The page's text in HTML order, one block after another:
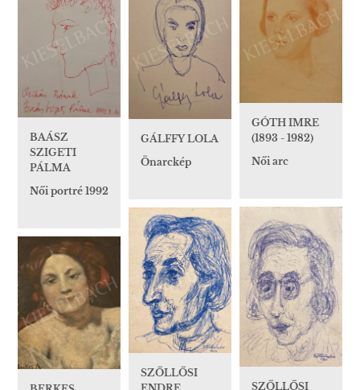
BAÁSZ
SZIGETI
PÁLMA
Női portré 1992
GÁLFFY LOLA
Önarckép
GÓTH IMRE
(1893 - 1982)
Női arc
SZŐLLŐSI
SZŐLLŐSI